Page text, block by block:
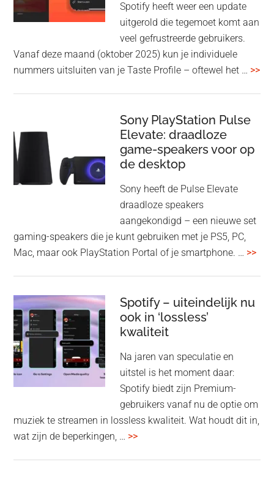
en
1000XM6
nieuwe
Spotify heeft weer een update
uitgerold die tegemoet komt aan
veel gefrustreerde gebruikers.
Vanaf deze maand (oktober 2025) kun je individuele
nummers uitsluiten van je Taste Profile – oftewel het … >>
Sony PlayStation Pulse
Elevate: draadloze
game-speakers voor op
de desktop
Sony heeft de Pulse Elevate
draadloze speakers
aangekondigd – een nieuwe set
gaming-speakers die je kunt gebruiken met je PS5, PC,
Mac, maar ook PlayStation Portal of je smartphone. … >>
Spotify – uiteindelijk nu
ook in ‘lossless’
kwaliteit
Na jaren van speculatie en
uitstel is het moment daar:
Spotify biedt zijn Premium-
gebruikers vanaf nu de optie om
muziek te streamen in lossless kwaliteit. Wat houdt dit in,
wat zijn de beperkingen, … >>overSpotify